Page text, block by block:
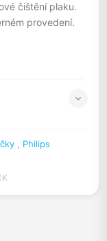
čištění plaku.
provedení.
Philips